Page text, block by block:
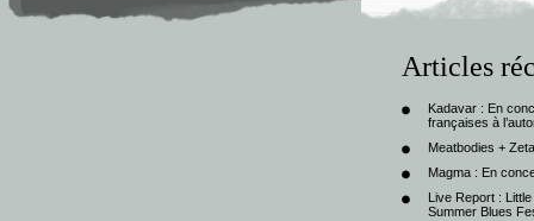
Articles
Kadavar : En
françaises à
Meatbodies +
Magma : En
Live Report :
Summer Blues